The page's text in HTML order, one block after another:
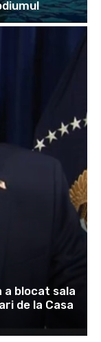
blocat sala
de la Casa